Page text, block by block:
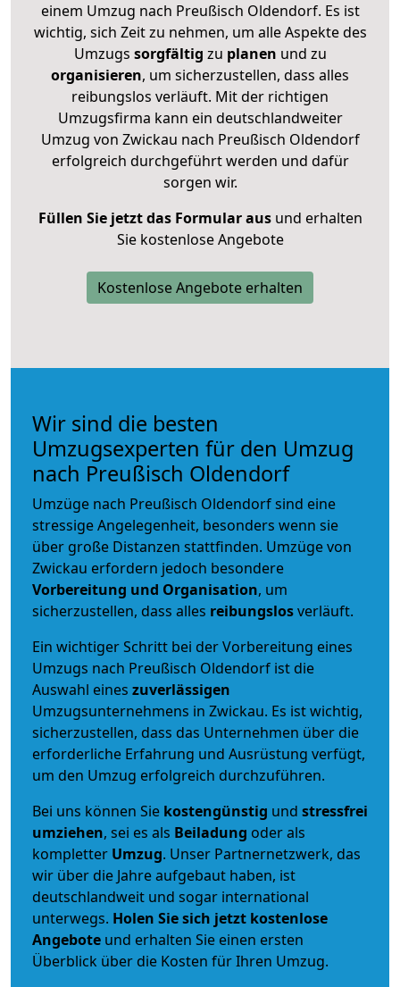
einem Umzug nach Preußisch Oldendorf. Es ist
wichtig, sich Zeit zu nehmen, um alle Aspekte des
Umzugs sorgfältig zu planen und zu
organisieren, um sicherzustellen, dass alles
reibungslos verläuft. Mit der richtigen
Umzugsfirma kann ein deutschlandweiter
Umzug von Zwickau nach Preußisch Oldendorf
erfolgreich durchgeführt werden und dafür
sorgen wir.
Füllen Sie jetzt das Formular ausund erhalten
Sie kostenlose Angebote
Kostenlose Angebote erhalten
Wir sind die besten
Umzugsexperten für den Umzug
nach Preußisch Oldendorf
Umzüge nach Preußisch Oldendorf sind eine
stressige Angelegenheit, besonders wenn sie
über große Distanzen stattfinden. Umzüge von
Zwickau erfordern jedoch besondere
Vorbereitung und Organisation, um
sicherzustellen, dass alles reibungslosverläuft.
Ein wichtiger Schritt bei der Vorbereitung eines
Umzugs nach Preußisch Oldendorf ist die
Auswahl eines zuverlässigen
Umzugsunternehmens in Zwickau. Es ist wichtig,
sicherzustellen, dass das Unternehmen über die
erforderliche Erfahrung und Ausrüstung verfügt,
um den Umzug erfolgreich durchzuführen.
Bei uns können Sie kostengünstig und stressfrei
umziehen, sei es als Beiladung oder als
kompletter Umzug. Unser Partnernetzwerk, das
wir über die Jahre aufgebaut haben, ist
deutschlandweit und sogar international
unterwegs. Holen Sie sich jetzt kostenlose
Angebote und erhalten Sie einen ersten
Überblick über die Kosten für Ihren Umzug.